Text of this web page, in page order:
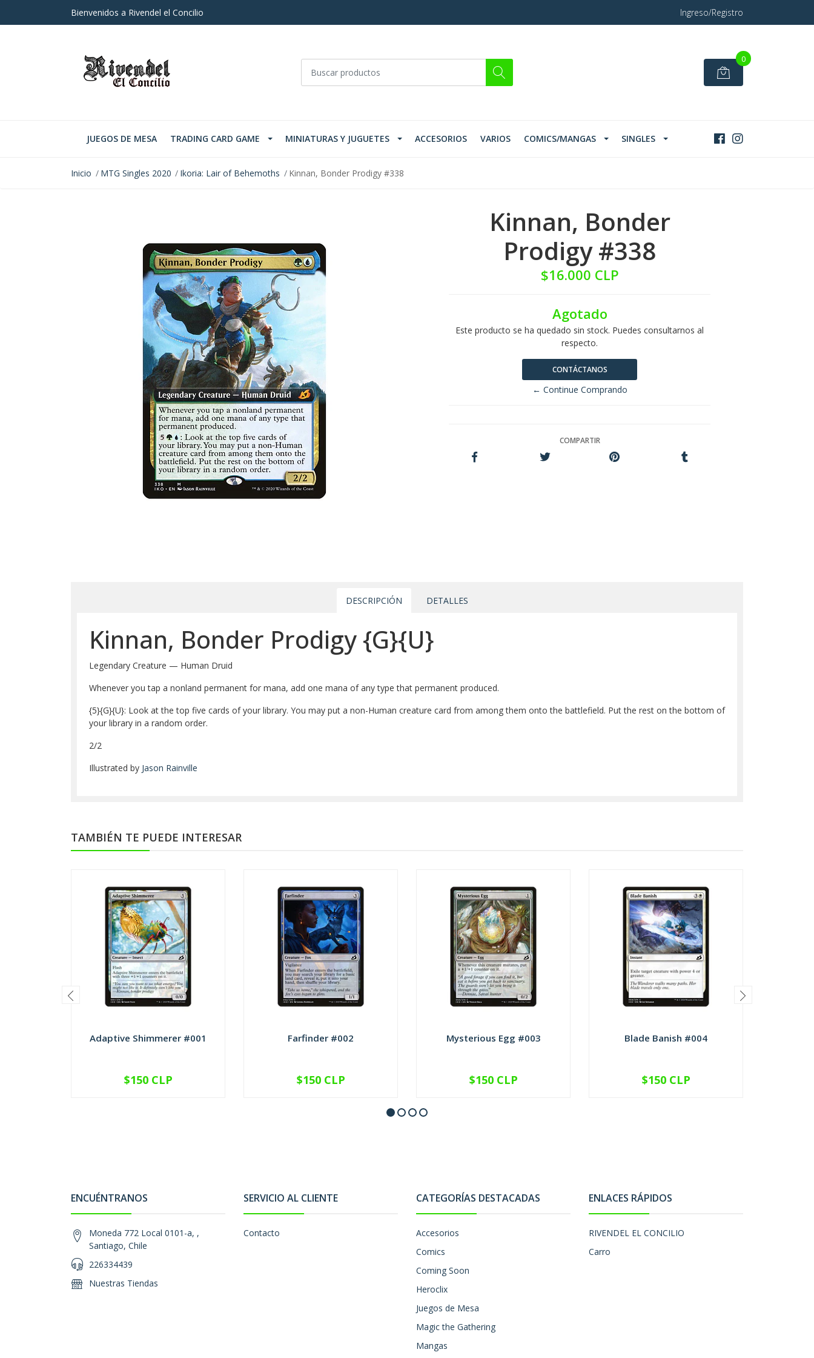
Bienvenidos a Rivendel el Concilio Ingreso/Registro
0
JUEGOS DE MESA TRADING CARD GAME MINIATURAS Y JUGUETES ACCESORIOS VARIOS COMICS/MANGAS SINGLES
Inicio MTG Singles 2020 Ikoria: Lair of Behemoths Kinnan, Bonder Prodigy #338
Kinnan, Bonder
Prodigy #338
$16.000 CLP
Agotado
Este producto se ha quedado sin stock. Puedes consultarnos al
respecto.
CONTÁCTANOS
← Continue Comprando
COMPARTIR
DESCRIPCIÓN DETALLES
Kinnan, Bonder Prodigy {G}{U}
Legendary Creature — Human Druid
Whenever you tap a nonland permanent for mana, add one mana of any type that permanent produced.
{5}{G}{U}: Look at the top five cards of your library. You may put a non-Human creature card from among them onto the battlefield. Put the rest on the bottom of
your library in a random order.
2/2
Illustrated by Jason Rainville
TAMBIÉN TE PUEDE INTERESAR
Adaptive Shimmerer #001
VER OPCIONES
$150 CLP
Farfinder #002
VER OPCIONES
$150 CLP
Mysterious Egg #003
VER OPCIONES
$150 CLP
Blade Banish #004
VER OPCIONES
$150 CLP
ENCUÉNTRANOS
Moneda 772 Local 0101-a, ,
Santiago, Chile
226334439
Nuestras Tiendas
SERVICIO AL CLIENTE
Contacto
CATEGORÍAS DESTACADAS
Accesorios
Comics
Coming Soon
Heroclix
Juegos de Mesa
Magic the Gathering
Mangas
ENLACES RÁPIDOS
RIVENDEL EL CONCILIO
Carro